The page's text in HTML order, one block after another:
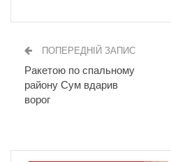
ПОПЕРЕДНІЙ ЗАПИС
Ракетою по спальному
району Сум вдарив
ворог